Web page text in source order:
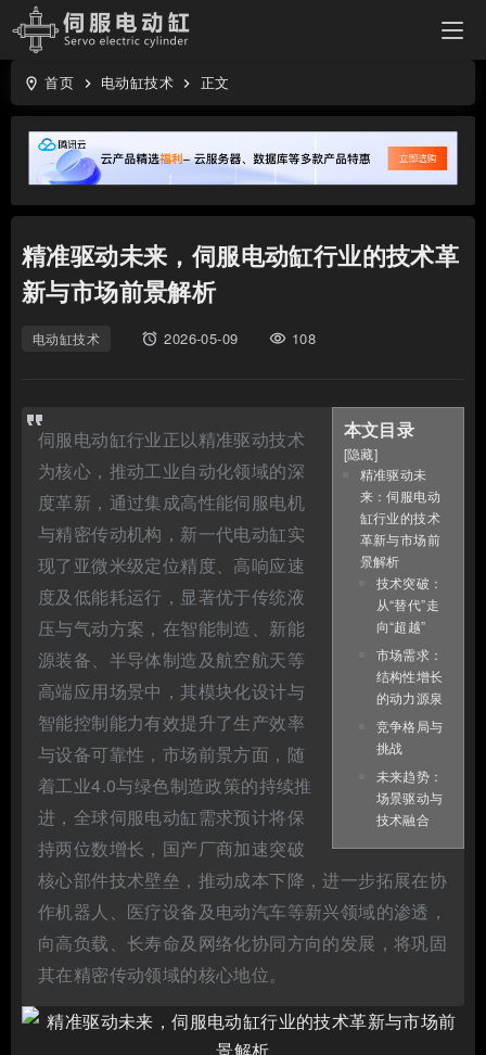
location_on 首页 keyboard_arrow_right 电动缸技术 keyboard_arrow_right 正文
精准驱动未来，伺服电动缸行业的技术革
新与市场前景解析
电动缸技术 access_alarms 2026-05-09 visibility 108
本文目录
[隐藏]
精准驱动未
来：伺服电动
缸行业的技术
革新与市场前
景解析
技术突破：
从“替代”走
向“超越”
市场需求：
结构性增长
的动力源泉
竞争格局与
挑战
未来趋势：
场景驱动与
技术融合
伺服电动缸行业正以精准驱动技术
为核心，推动工业自动化领域的深
度革新，通过集成高性能伺服电机
与精密传动机构，新一代电动缸实
现了亚微米级定位精度、高响应速
度及低能耗运行，显著优于传统液
压与气动方案，在智能制造、新能
源装备、半导体制造及航空航天等
高端应用场景中，其模块化设计与
智能控制能力有效提升了生产效率
与设备可靠性，市场前景方面，随
着工业4.0与绿色制造政策的持续推
进，全球伺服电动缸需求预计将保
持两位数增长，国产厂商加速突破
核心部件技术壁垒，推动成本下降，进一步拓展在协
作机器人、医疗设备及电动汽车等新兴领域的渗透，
向高负载、长寿命及网络化协同方向的发展，将巩固
其在精密传动领域的核心地位。